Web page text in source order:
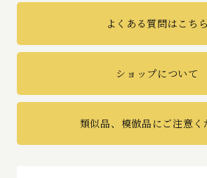
よくある質問はこちら
ショップについて
類似品、模倣品にご注意く